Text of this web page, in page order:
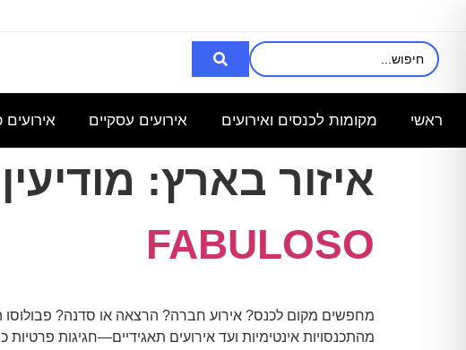
באולם/חלל
ל100 איש
שבוע
לעובדים
ב-30.6.25
אולם/
כיתה
איש,
לצורך
שיכול
להכיל עד
3000
לגבי כנס
לכ- 100
ראשי מקומות לכנסים ואירועים אירועים עסקיים אירועים
איזור בארץ: מודיעין
FABULOSO
מחפשים מקום לכנס? אירוע חברה? הרצאה או סדנה? פבולוסו
מהתכנסויות אינטימיות ועד אירועים תאגידיים—חגיגות